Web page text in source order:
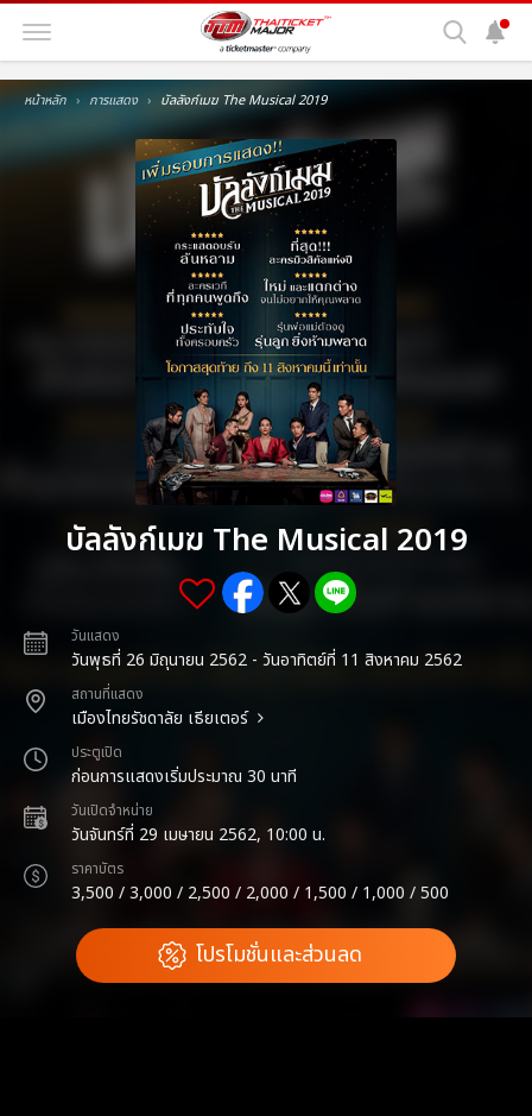
หน้าหลัก การแสดง บัลลังก์เมฆ The Musical 2019
บัลลังก์เมฆ The Musical 2019
วันแสดง
วันพุธที่ 26 มิถุนายน 2562 - วันอาทิตย์ที่ 11 สิงหาคม 2562
สถานที่แสดง
เมืองไทยรัชดาลัย เธียเตอร์
ประตูเปิด
ก่อนการแสดงเริ่มประมาณ 30 นาที
วันเปิดจำหน่าย
วันจันทร์ที่ 29 เมษายน 2562, 10:00 น.
ราคาบัตร
3,500 / 3,000 / 2,500 / 2,000 / 1,500 / 1,000 / 500
โปรโมชั่นและส่วนลด